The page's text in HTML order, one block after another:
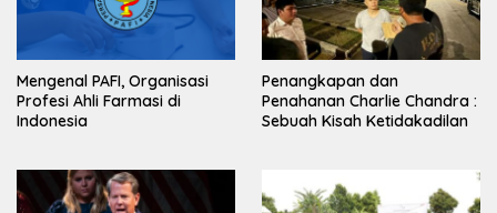
Mengenal PAFI, Organisasi
Profesi Ahli Farmasi di
Indonesia
Penangkapan dan
Penahanan Charlie Chandra :
Sebuah Kisah Ketidakadilan